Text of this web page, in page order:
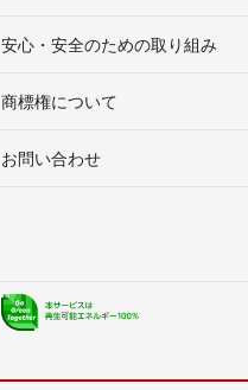
安心・安全のための取り組み
商標権について
お問い合わせ